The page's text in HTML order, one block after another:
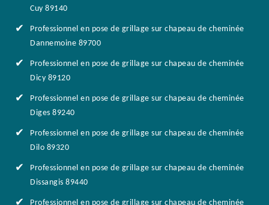
Cuy 89140
Professionnel en pose de grillage sur chapeau de cheminée
Dannemoine 89700
Professionnel en pose de grillage sur chapeau de cheminée
Dicy 89120
Professionnel en pose de grillage sur chapeau de cheminée
Diges 89240
Professionnel en pose de grillage sur chapeau de cheminée
Dilo 89320
Professionnel en pose de grillage sur chapeau de cheminée
Dissangis 89440
Professionnel en pose de grillage sur chapeau de cheminée